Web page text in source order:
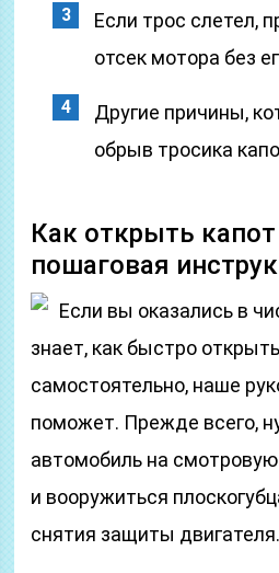
Если трос слетел,
отсек мотора без
Другие причины,
обрыв тросика
Как открыть
пошаговая
Если вы оказались в
знает, как быстро
самостоятельно, наше
поможет. Прежде всего,
автомобиль на
и вооружиться
снятия защиты двигателя.